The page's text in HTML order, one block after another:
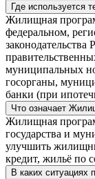
Где используется
Жилищная
федеральном,
муниципальных
госорганы,
банки (при
Что означает
Жилищная
государства и
улучшить
кредит, жильё по
В каких